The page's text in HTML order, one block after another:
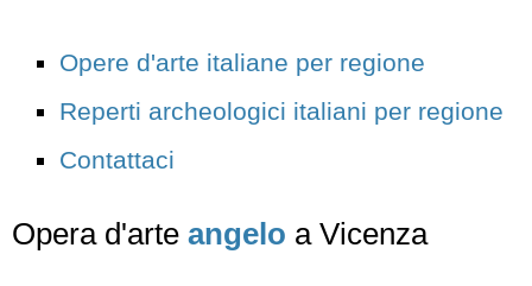
Opere d'arte italiane per regione
Reperti archeologici italiani per regione
Contattaci
Opera d'arte angelo a Vicenza